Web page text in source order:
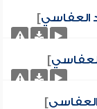
العفاسي]
]
]